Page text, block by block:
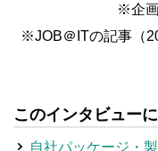
※企
※JOB＠ITの記事（
このインタビュー
自社パッケージ・